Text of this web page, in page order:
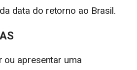
data do retorno ao Brasil.
ou apresentar uma